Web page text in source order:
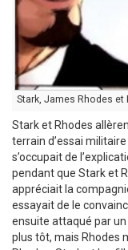
Stark, James Rhodes et
Stark et Rhodes
terrain d’essai
s’occupait de
pendant que Stark et
appréciait la
essayait de le
ensuite attaqué par
plus tôt, mais Rhodes